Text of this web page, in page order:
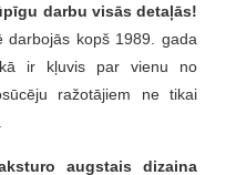
darbu visās detaļās!
darbojās kopš 1989. gada
ir kļuvis par vienu no
ražotājiem ne tikai
augstais dizaina